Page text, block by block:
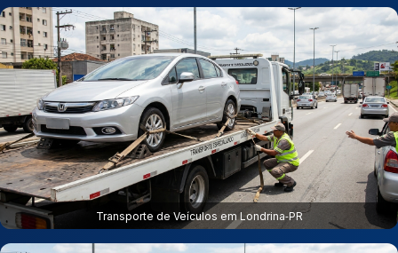
Transporte de Veículos em Londrina‑PR